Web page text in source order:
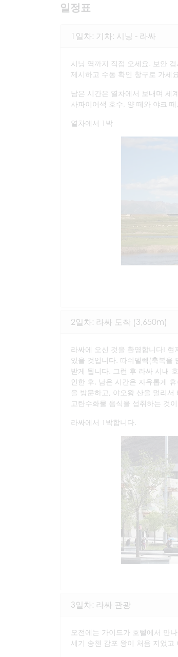
일정표
1일차: 기차: 시닝 - 라싸
시닝 역까지 직접 오세요. 보안
제시하고 수동 확인 창구로 가세
남은 시간은 열차에서 보내며 세
사파이어색 호수, 양 떼와 야크
열차에서 1박
2일차: 라싸 도착 (3,650m)
라싸에 오신 것을 환영합니다!
있을 것입니다. 따쉬델렉(축복을
받게 됩니다. 그런 후 라싸 시내
인한 후, 남은 시간은 자유롭게
을 방문하고, 야오왕 산을 멀리
고탄수화물 음식을 섭취하는 것
라싸에서 1박합니다.
3일차: 라싸 관광
오전에는 가이드가 호텔에서 만
세기 송첸 감포 왕이 처음 지었